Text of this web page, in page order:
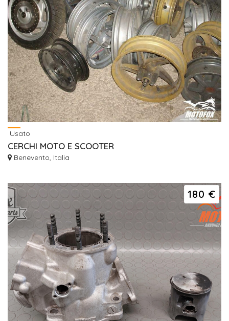
Usato
CERCHI MOTO E SCOOTER
Benevento, Italia
180 €